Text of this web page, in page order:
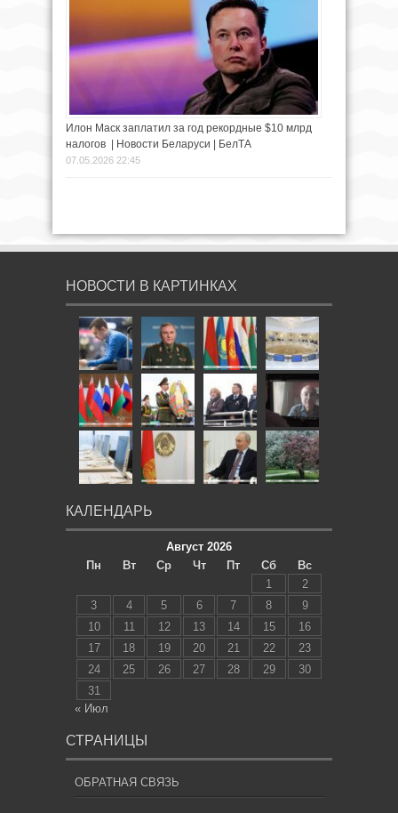
Илон Маск заплатил за год рекордные $10 млрд
налогов | Новости Беларуси | БелТА
07.05.2026 22:45
НОВОСТИ В КАРТИНКАХ
КАЛЕНДАРЬ
Август 2026
Пн
Вт Ср Чт Пт Сб
Вс
1
2
3
4 5 6 7 8
9
10
11 12 13 14 15
16
17
18 19 20 21 22
23
24
25 26 27 28 29
30
31
« Июл
СТРАНИЦЫ
ОБРАТНАЯ СВЯЗЬ